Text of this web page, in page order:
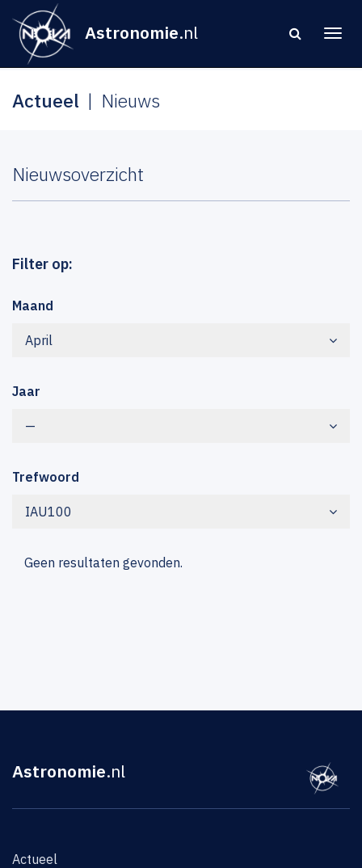
Astronomie.nl
Actueel Nieuws
Nieuwsoverzicht
Filter op:
Maand
April
Jaar
—
Trefwoord
IAU100
Geen resultaten gevonden.
Astronomie.nl
Actueel